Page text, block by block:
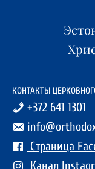
КОНТАКТЫ
+372 641 1301
Страница
Канал